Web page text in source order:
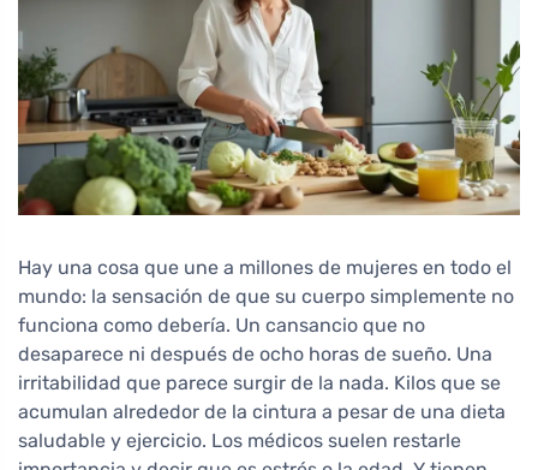
Hay una cosa que une a millones de mujeres en todo el
mundo: la sensación de que su cuerpo simplemente no
funciona como debería. Un cansancio que no
desaparece ni después de ocho horas de sueño. Una
irritabilidad que parece surgir de la nada. Kilos que se
acumulan alrededor de la cintura a pesar de una dieta
saludable y ejercicio. Los médicos suelen restarle